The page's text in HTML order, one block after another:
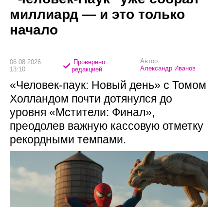
миллиард — и это только
начало
06.08.2026
13:10
Проверено
редакцией
Автор:
Александр Иванов
«Человек-паук: Новый день» с Томом
Холландом почти дотянулся до
уровня «Мстители: Финал»,
преодолев важную кассовую отметку
рекордными темпами.